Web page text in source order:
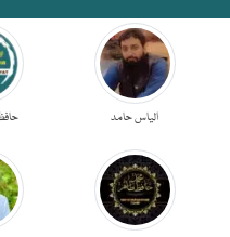
الیاس حامد